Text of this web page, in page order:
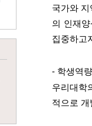
국가와
의 인재
집중하고
- 학생역
우리대학
적으로